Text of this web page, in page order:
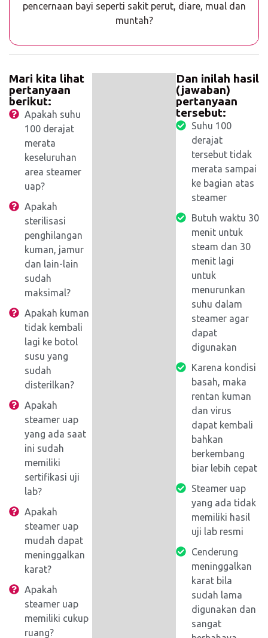
pencernaan bayi seperti sakit perut, diare, mual dan
muntah?
Mari kita lihat
pertanyaan
berikut:
Apakah suhu
100 derajat
merata
keseluruhan
area steamer
uap?
Apakah
sterilisasi
penghilangan
kuman, jamur
dan lain-lain
sudah
maksimal?
Apakah kuman
tidak kembali
lagi ke botol
susu yang
sudah
disterilkan?
Apakah
steamer uap
yang ada saat
ini sudah
memiliki
sertifikasi uji
lab?
Apakah
steamer uap
mudah dapat
meninggalkan
karat?
Apakah
steamer uap
memiliki cukup
ruang?
Dan inilah hasil
(jawaban)
pertanyaan
tersebut:
Suhu 100
derajat
tersebut tidak
merata sampai
ke bagian atas
steamer
Butuh waktu 30
menit untuk
steam dan 30
menit lagi
untuk
menurunkan
suhu dalam
steamer agar
dapat
digunakan
Karena kondisi
basah, maka
rentan kuman
dan virus
dapat kembali
bahkan
berkembang
biar lebih cepat
Steamer uap
yang ada tidak
memiliki hasil
uji lab resmi
Cenderung
meninggalkan
karat bila
sudah lama
digunakan dan
sangat